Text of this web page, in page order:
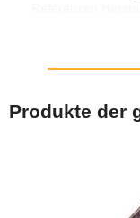
Produkte der